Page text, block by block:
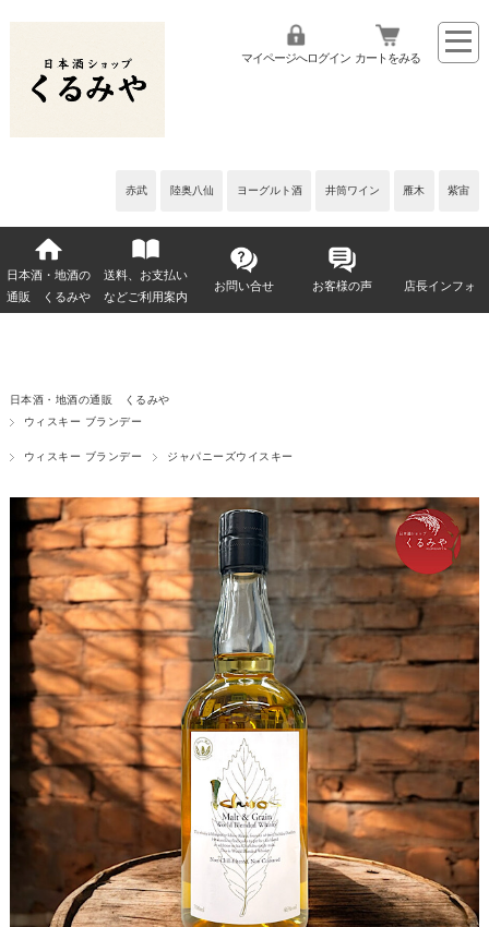
赤武 陸奥八仙 ヨーグルト酒 井筒ワイン 雁木 紫宙
マイページへログイン カートをみる
日本酒・地酒の
通販 くるみや
送料、お支払い
などご利用案内
お問い合せ お客様の声 店長インフォ
日本酒・地酒の通販 くるみや
ウィスキー ブランデー
ウィスキー ブランデー ジャパニーズウイスキー